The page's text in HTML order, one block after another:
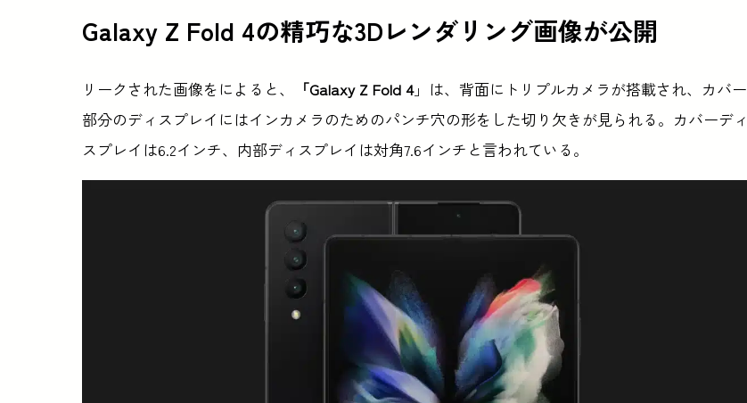
Galaxy Z Fold 4の精巧な3Dレンダリング画像が公開
リークされた画像をによると、 「Galaxy Z Fold 4」は、背面にトリプルカメラが搭載され、カバー
部分のディスプレイにはインカメラのためのパンチ穴の形をした切り欠きが見られる。カバーディ
スプレイは6.2インチ、内部ディスプレイは対角7.6インチと言われている。